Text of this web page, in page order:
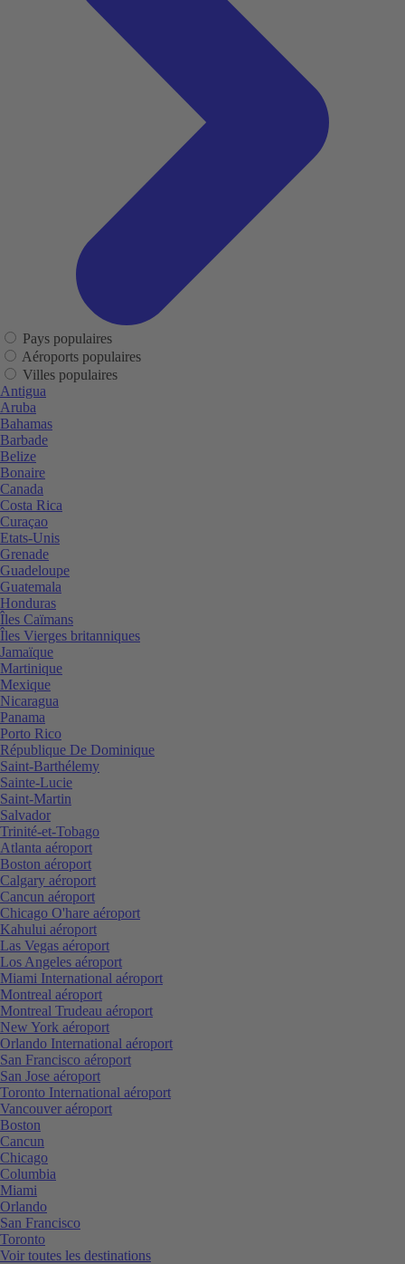
Pays populaires
Aéroports populaires
Villes populaires
Antigua
Aruba
Bahamas
Barbade
Belize
Bonaire
Canada
Costa Rica
Curaçao
Etats-Unis
Grenade
Guadeloupe
Guatemala
Honduras
Îles Caïmans
Îles Vierges britanniques
Jamaïque
Martinique
Mexique
Nicaragua
Panama
Porto Rico
République De Dominique
Saint-Barthélemy
Sainte-Lucie
Saint-Martin
Salvador
Trinité-et-Tobago
Atlanta aéroport
Boston aéroport
Calgary aéroport
Cancun aéroport
Chicago O'hare aéroport
Kahului aéroport
Las Vegas aéroport
Los Angeles aéroport
Miami International aéroport
Montreal aéroport
Montreal Trudeau aéroport
New York aéroport
Orlando International aéroport
San Francisco aéroport
San Jose aéroport
Toronto International aéroport
Vancouver aéroport
Boston
Cancun
Chicago
Columbia
Miami
Orlando
San Francisco
Toronto
Voir toutes les destinations